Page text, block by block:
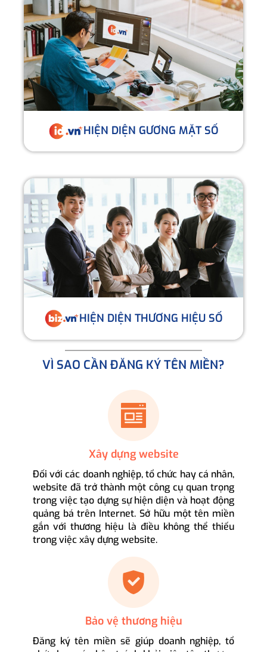
HIỆN DIỆN GƯƠNG MẶT SỐ
HIỆN DIỆN THƯƠNG HIỆU SỐ
VÌ SAO CẦN ĐĂNG KÝ TÊN MIỀN?
Xây dựng website
Đối với các doanh nghiệp, tổ chức hay cá nhân,
website đã trở thành một công cụ quan trọng
trong việc tạo dựng sự hiện diện và hoạt động
quảng bá trên Internet. Sở hữu một tên miền
gắn với thương hiệu là điều không thể thiếu
trong việc xây dựng website.
Bảo vệ thương hiệu
Đăng ký tên miền sẽ giúp doanh nghiệp, tổ